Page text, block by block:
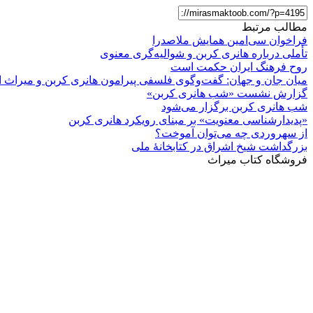
مطالب مرتبط
فراخوان سی‌امین همایش ملاصدرا
تأملی درباره هانری کربن و شوالیه‌گری معنوی
روح فرهنگ ایران حکمت است
میان جان و جهان: گفت‌وگوی فلسفی پیرامون هانری کربن و میراث
گزارش نشست «شب هانری کربن»
شب هانری کربن برگزار می‌شود
«پدیدارشناسی معنویت» بر مبنای رویکرد هانری کربن
از سهروردی چه می‌توان آموخت؟
بزرگداشت شیخ اشراق در کتابخانۀ ملی
فروشگاه کتاب میراث